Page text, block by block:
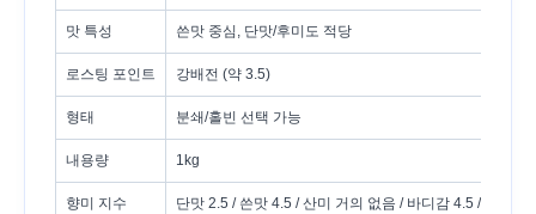
맛 특성 쓴맛 중심, 단맛/후미도 적당
로스팅 포인트 강배전 (약 3.5)
형태 분쇄/홀빈 선택 가능
내용량 1kg
향미 지수 단맛 2.5 / 쓴맛 4.5 / 산미 거의 없음 / 바디감 4.5 / 후미